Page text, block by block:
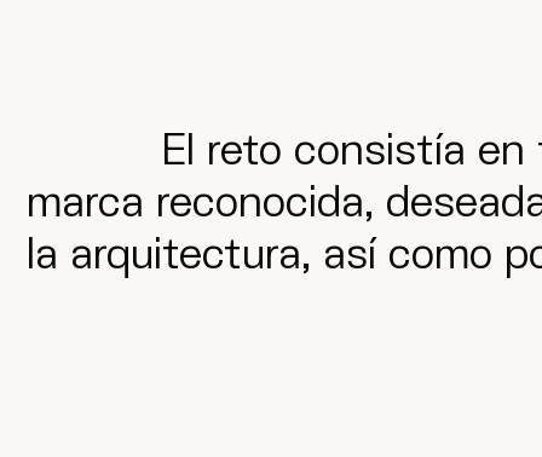
El reto consistía
marca reconocida,
la arquitectura, así como